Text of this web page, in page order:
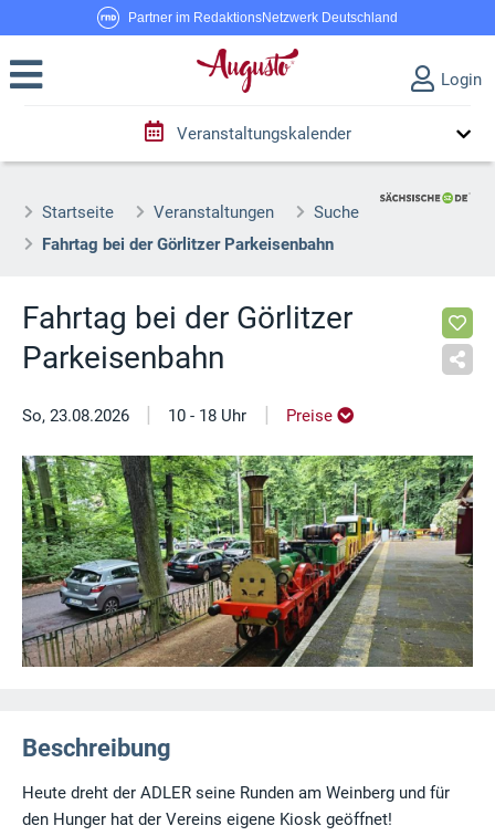
Partner im RedaktionsNetzwerk Deutschland
Login
Veranstaltungskalender
Startseite Veranstaltungen
Suche
Fahrtag bei der Görlitzer Parkeisenbahn
Fahrtag bei der Görlitzer
Parkeisenbahn
So, 23.08.2026 | 10 - 18 Uhr | Preise
Beschreibung
Heute dreht der ADLER seine Runden am Weinberg und für
den Hunger hat der Vereins eigene Kiosk geöffnet!